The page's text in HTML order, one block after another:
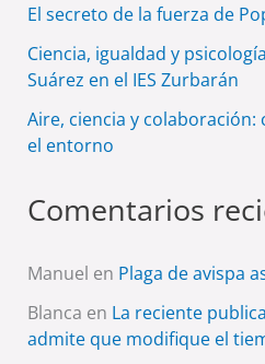
El secreto de la fuerza de
Ciencia, igualdad y
Suárez en el IES Zurbarán
Aire, ciencia y colaboración:
el entorno
Comentarios
Manuel en Plaga de avispa
Blanca en La reciente
admite que modifique el